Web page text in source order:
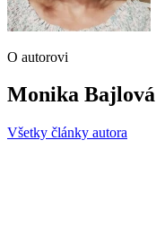
O autorovi
Monika Bajlová
Všetky články autora